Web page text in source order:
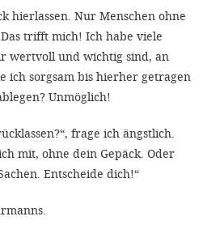
hierlassen. Nur Menschen ohne
trifft mich! Ich habe viele
wertvoll und wichtig sind, an
ich sorgsam bis hierher getragen
Unmöglich!
frage ich ängstlich.
mit, ohne dein Gepäck. Oder
Entscheide dich!“
ALLEN